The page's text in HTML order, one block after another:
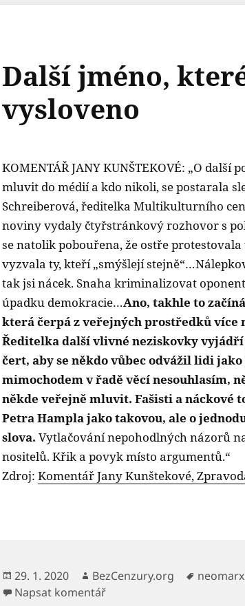
Další jméno,
vysloveno
KOMENTÁŘ JANY KUNŠTEKOVÉ: „O
mluvit do médií a kdo nikoli, se postarala
Schreiberová, ředitelka Multikulturního
noviny vydaly čtyřstránkový rozhovor s
se natolik pobouřena, že ostře
vyzvala ty, kteří „smýšlejí
tak jsi nácek. Snaha kriminalizovat
úpadku demokracie…Ano, takhle to
která čerpá z veřejných prostředků více
Ředitelka další vlivné neziskovky
čert, aby se někdo vůbec odvážil lidi
mimochodem v řadě věcí nesouhlasím,
někde veřejně mluvit. Fašisti a náckové
Petra Hampla jako takovou, ale o
slova. Vytlačování nepohodlných názorů
nositelů. Křik a povyk místo argumentů.“
Zdroj:Komentář Jany Kunštekové,
Publikováno:
29. 1. 2020 Autor:
BezCenzury.org Štítky:
Napsat komentářpro text s názvem Další